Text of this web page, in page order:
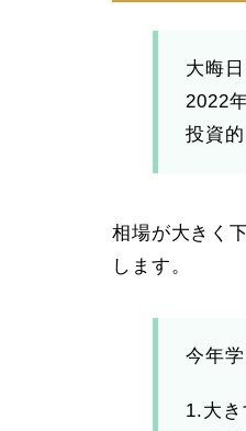
大晦
2022
投資
相場が大きく
します。
今年
1.大